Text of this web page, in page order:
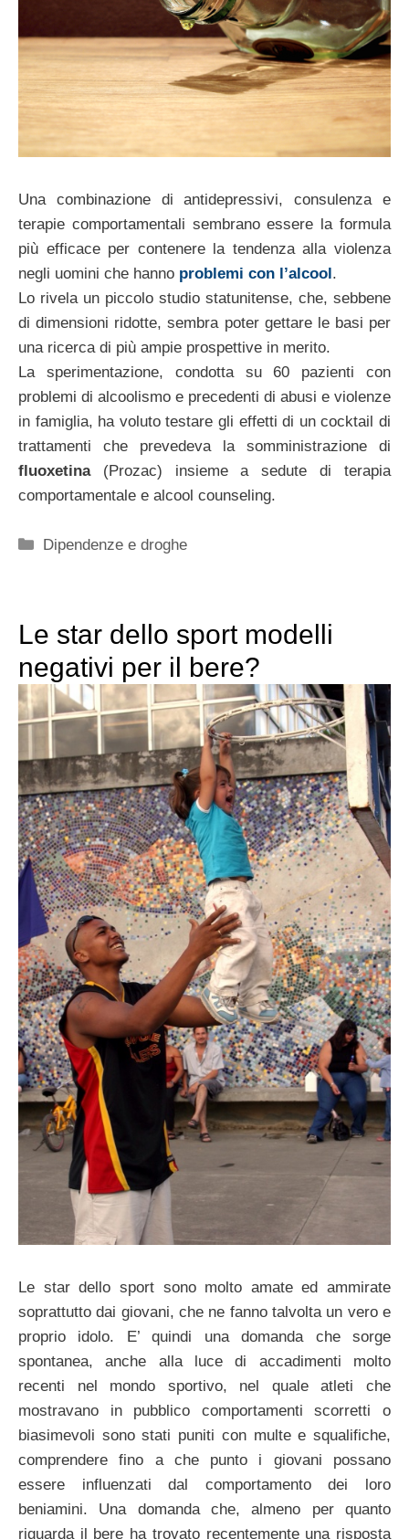
Una combinazione di antidepressivi, consulenza e
terapie comportamentali sembrano essere la formula
più efficace per contenere la tendenza alla violenza
negli uomini che hanno problemi con l’alcool.
Lo rivela un piccolo studio statunitense, che, sebbene
di dimensioni ridotte, sembra poter gettare le basi per
una ricerca di più ampie prospettive in merito.
La sperimentazione, condotta su 60 pazienti con
problemi di alcoolismo e precedenti di abusi e violenze
in famiglia, ha voluto testare gli effetti di un cocktail di
trattamenti che prevedeva la somministrazione di
fluoxetina(Prozac) insieme a sedute di terapia
comportamentale e alcool counseling.
Categorie
Dipendenze e droghe
Le star dello sport modelli
negativi per il bere?
Le star dello sport sono molto amate ed ammirate
soprattutto dai giovani, che ne fanno talvolta un vero e
proprio idolo. E’ quindi una domanda che sorge
spontanea, anche alla luce di accadimenti molto
recenti nel mondo sportivo, nel quale atleti che
mostravano in pubblico comportamenti scorretti o
biasimevoli sono stati puniti con multe e squalifiche,
comprendere fino a che punto i giovani possano
essere influenzati dal comportamento dei loro
beniamini. Una domanda che, almeno per quanto
riguarda il bere ha trovato recentemente una risposta